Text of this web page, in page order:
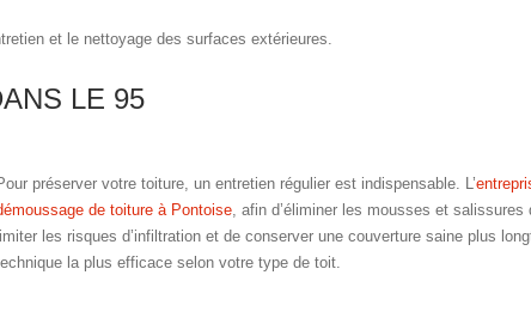
et le nettoyage des surfaces extérieures.
LE 95
préserver votre toiture, un entretien régulier est indispensable. L’
de toiture à Pontoise , afin d’éliminer les mousses et
limiter les risques d’infiltration et de conserver une couverture saine plus
la plus efficace selon votre type de toit.